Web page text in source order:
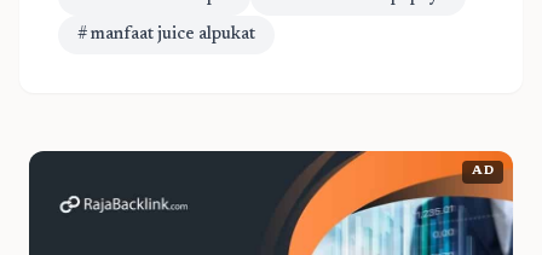
# manfaat juice alpukat
AD